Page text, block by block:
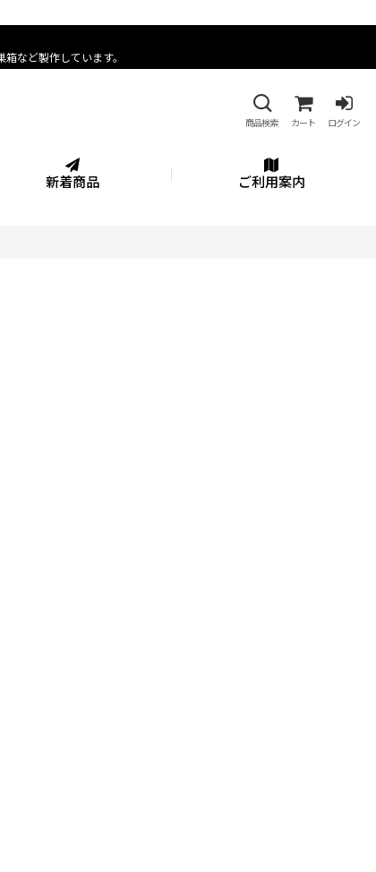
など製作しています。
商品検索 カート ログイン
新着商品 ご利用案内